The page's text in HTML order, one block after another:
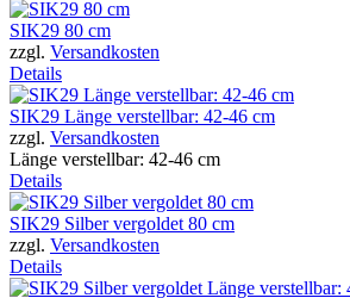
SIK29 80 cm
zzgl. Versandkosten
Details
SIK29 Länge verstellbar: 42-46 cm
zzgl. Versandkosten
Länge verstellbar: 42-46 cm
Details
SIK29 Silber vergoldet 80 cm
zzgl. Versandkosten
Details